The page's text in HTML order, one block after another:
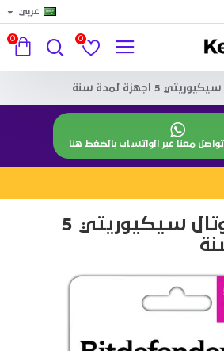
عربي
0
0
5 اجهزة لمدة سنة
معنا عبر الواتساب بالضغط هنا
بيتديفيندير توتال سيكيوريتي 5